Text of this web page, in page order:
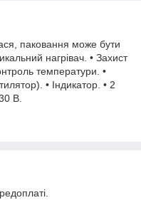
паковання може бути
нагрівач. • Захист
температури. •
• Індикатор. • 2
В.